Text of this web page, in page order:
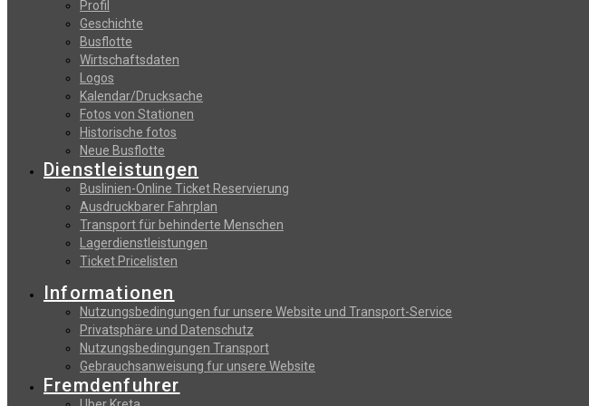
Profil
Geschichte
Busflotte
Wirtschaftsdaten
Logos
Kalendar/Drucksache
Fotos von Stationen
Historische fotos
Neue Busflotte
Dienstleistungen
Buslinien-Online Ticket Reservierung
Αusdruckbarer Fahrplan
Transport für behinderte Menschen
Lagerdienstleistungen
Ticket Pricelisten
Informationen
Nutzungsbedingungen fur unsere Website und Transport-Service
Privatsphäre und Datenschutz
Nutzungsbedingungen Transport
Gebrauchsanweisung fur unsere Website
Fremdenfuhrer